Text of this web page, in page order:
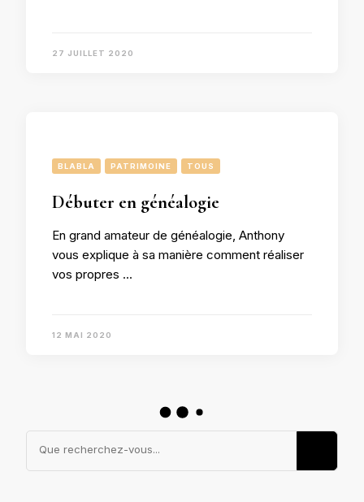
27 JUILLET 2020
BLABLA PATRIMOINE TOUS
Débuter en généalogie
En grand amateur de généalogie, Anthony
vous explique à sa manière comment réaliser
vos propres …
12 MAI 2020